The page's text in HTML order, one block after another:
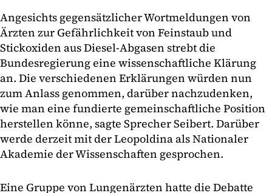
Angesichts gegensätzlicher Wortmeldungen von
Ärzten zur Gefährlichkeit von Feinstaub und
Stickoxiden aus Diesel-Abgasen strebt die
Bundesregierung eine wissenschaftliche Klärung
an. Die verschiedenen Erklärungen würden nun
zum Anlass genommen, darüber nachzudenken,
wie man eine fundierte gemeinschaftliche Position
herstellen könne, sagte Sprecher Seibert. Darüber
werde derzeit mit der Leopoldina als Nationaler
Akademie der Wissenschaften gesprochen.
Eine Gruppe von Lungenärzten hatte die Debatte